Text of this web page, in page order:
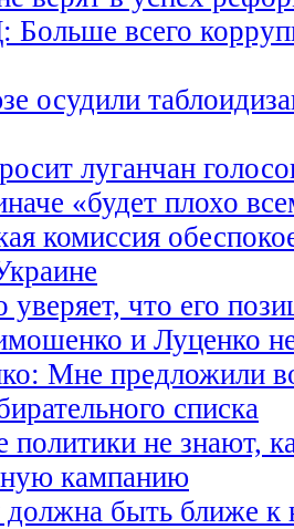
всего
осудили
луганчан
«будет плохо
комиссия
что его
и Луценко
Мне предложили
списка
политики не знают,
кампанию
быть ближе к